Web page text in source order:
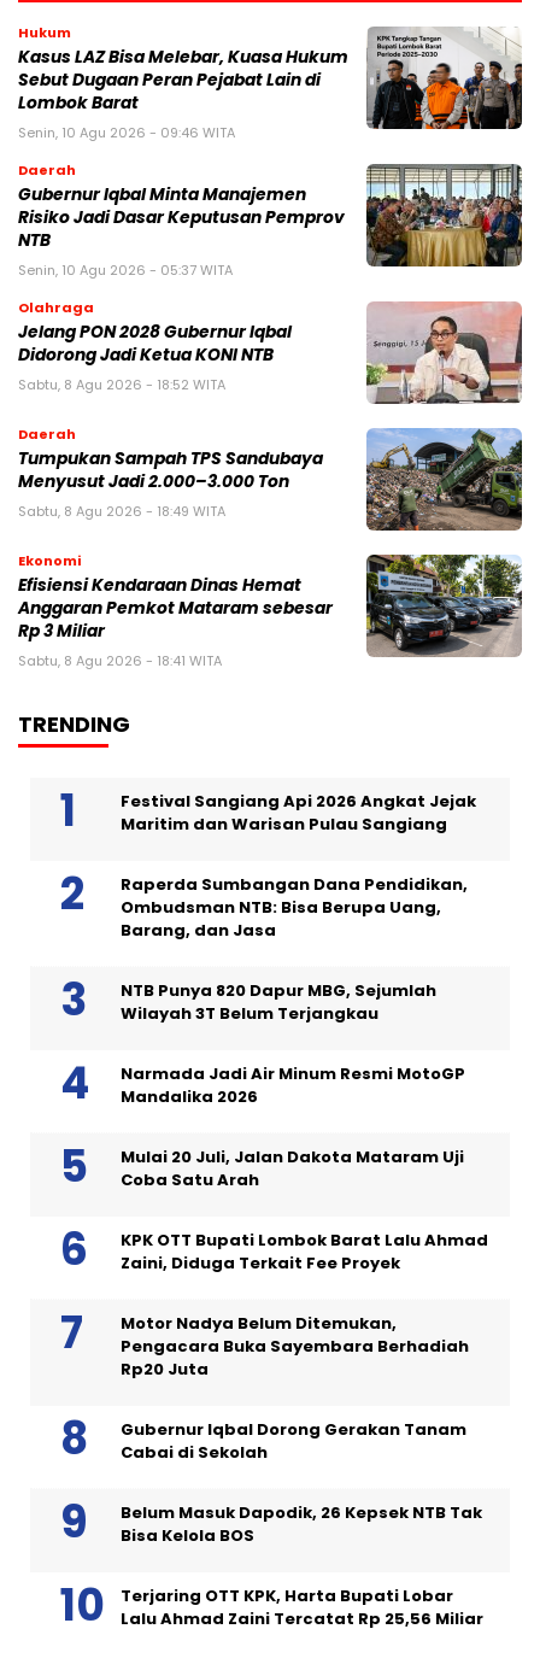
Hukum
Kasus LAZ Bisa Melebar, Kuasa Hukum
Sebut Dugaan Peran Pejabat Lain di
Lombok Barat
Senin, 10 Agu 2026 - 09:46 WITA
Daerah
Gubernur Iqbal Minta Manajemen
Risiko Jadi Dasar Keputusan Pemprov
NTB
Senin, 10 Agu 2026 - 05:37 WITA
Olahraga
Jelang PON 2028 Gubernur Iqbal
Didorong Jadi Ketua KONI NTB
Sabtu, 8 Agu 2026 - 18:52 WITA
Daerah
Tumpukan Sampah TPS Sandubaya
Menyusut Jadi 2.000–3.000 Ton
Sabtu, 8 Agu 2026 - 18:49 WITA
Ekonomi
Efisiensi Kendaraan Dinas Hemat
Anggaran Pemkot Mataram sebesar
Rp 3 Miliar
Sabtu, 8 Agu 2026 - 18:41 WITA
TRENDING
Festival Sangiang Api 2026 Angkat Jejak
Maritim dan Warisan Pulau Sangiang
Raperda Sumbangan Dana Pendidikan,
Ombudsman NTB: Bisa Berupa Uang,
Barang, dan Jasa
NTB Punya 820 Dapur MBG, Sejumlah
Wilayah 3T Belum Terjangkau
Narmada Jadi Air Minum Resmi MotoGP
Mandalika 2026
Mulai 20 Juli, Jalan Dakota Mataram Uji
Coba Satu Arah
KPK OTT Bupati Lombok Barat Lalu Ahmad
Zaini, Diduga Terkait Fee Proyek
Motor Nadya Belum Ditemukan,
Pengacara Buka Sayembara Berhadiah
Rp20 Juta
Gubernur Iqbal Dorong Gerakan Tanam
Cabai di Sekolah
Belum Masuk Dapodik, 26 Kepsek NTB Tak
Bisa Kelola BOS
Terjaring OTT KPK, Harta Bupati Lobar
Lalu Ahmad Zaini Tercatat Rp 25,56 Miliar